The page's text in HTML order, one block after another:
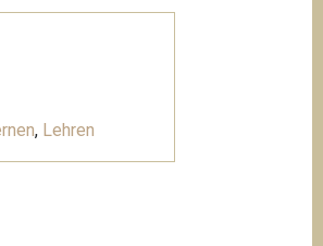
, Lehren